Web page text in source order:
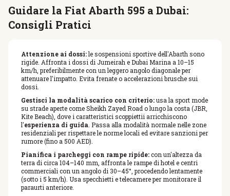
Guidare la Fiat Abarth 595 a Dubai:
Consigli Pratici
Attenzione ai dossi:le sospensioni sportive dell'Abarth sono
rigide. Affronta i dossi di Jumeirah e Dubai Marina a 10–15
km/h, preferibilmente con un leggero angolo diagonale per
attenuare l'impatto. Evita frenate o accelerazioni brusche sui
dossi.
Gestisci la modalità scarico con criterio:usa la sport mode
su strade aperte come Sheikh Zayed Road o lungo la costa (JBR,
Kite Beach), dove i caratteristici scoppiettii arricchiscono
l'esperienza di guida . Passa alla modalità normale nelle zone
residenziali per rispettare le norme locali ed evitare sanzioni per
rumore (fino a 500 AED).
Pianifica i parcheggi con rampe ripide:con un'altezza da
terra di circa 104–140 mm, affronta le rampe di hotel e centri
commerciali con un angolo di 30–45°, procedendo lentamente
(sotto i 5 km/h). Usa specchietti e telecamere per monitorare il
paraurti anteriore.